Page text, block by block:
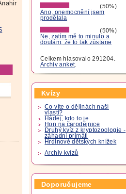
(50%)
Ano, onemocnění jsem
prodělala
(50%)
Ne, zatím mě to minulo a
doufám, že to tak zůstane
Celkem hlasovalo 291204.
Archiv anket.
Kvízy
Co víte o dějinách naší
vlasti?
Hádej, kdo to je
Hon na čarodějnice
Druhý kvíz z kryptozoologie -
záhadní primáti
Hrdinové dětských knížek
Archiv kvízů
Doporučujeme